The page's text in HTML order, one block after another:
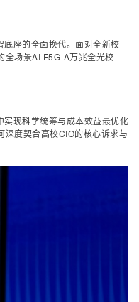
座的全面换代。面对全新校
全场景AI F5G-A万兆全光校
实现科学统筹与成本效益最优化
深度契合高校CIO的核心诉求与